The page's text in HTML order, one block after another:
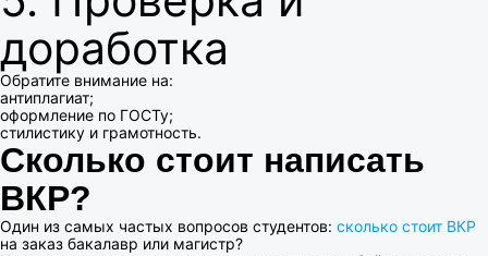
доработка
Обратите внимание на:
антиплагиат;
оформление по ГОСТу;
стилистику и грамотность.
Сколько стоит написать
ВКР?
Один из самых частых вопросов студентов: сколько стоит ВКР
на заказ бакалавр или магистр?